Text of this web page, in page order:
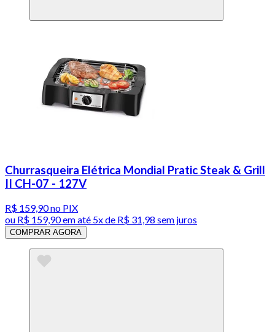
Churrasqueira Elétrica Mondial Pratic Steak & Grill
II CH-07 - 127V
R$ 159,90no PIX
ou R$ 159,90em até 5x de R$ 31,98 sem juros
COMPRAR AGORA